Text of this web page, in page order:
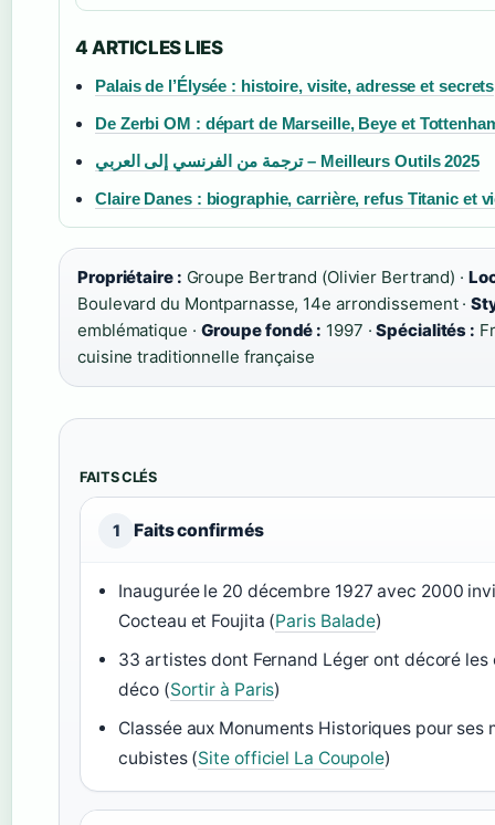
4 ARTICLES LIES
Palais de l’Élysée : histoire, visite, adresse et secrets
De Zerbi OM : départ de Marseille, Beye et
ترجمة من الفرنسي إلى العربي – Meilleurs Outils 2025
Claire Danes : biographie, carrière, refus Titanic et
Propriétaire : Groupe Bertrand (Olivier Bertrand) ·
Boulevard du Montparnasse, 14e arrondissement ·
emblématique · Groupe fondé : 1997 ·Spécialités :
cuisine traditionnelle française
FAITS CLÉS
1 Faits confirmés
Inaugurée le 20 décembre 1927 avec 2000
Cocteau et Foujita (Paris Balade)
33 artistes dont Fernand Léger ont décoré les
déco (Sortir à Paris)
Classée aux Monuments Historiques pour ses
cubistes (Site officiel La Coupole)